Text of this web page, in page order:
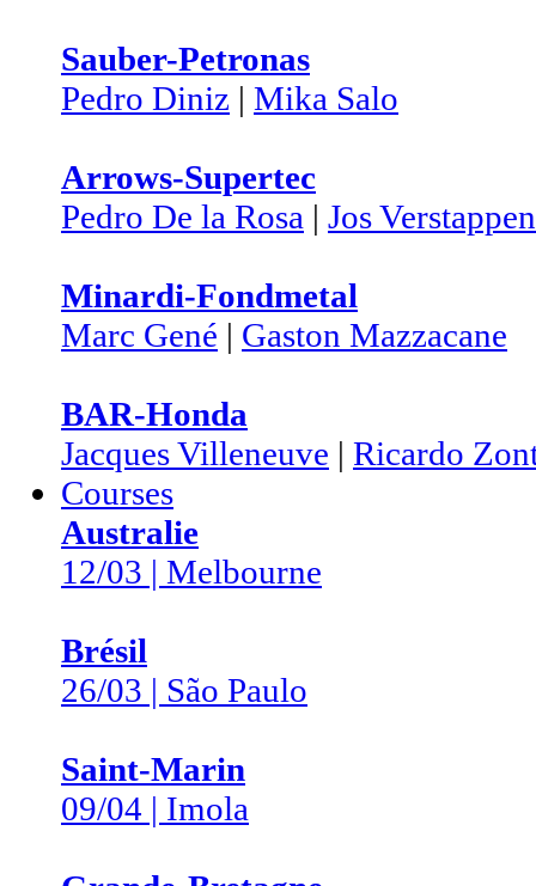
Sauber-Petronas
Pedro Diniz | Mika Salo
Arrows-Supertec
Pedro De la Rosa | Jos Verstappen
Minardi-Fondmetal
Marc Gené | Gaston Mazzacane
BAR-Honda
Jacques Villeneuve | Ricardo
Courses
Australie
12/03 | Melbourne
Brésil
26/03 | São Paulo
Saint-Marin
09/04 | Imola